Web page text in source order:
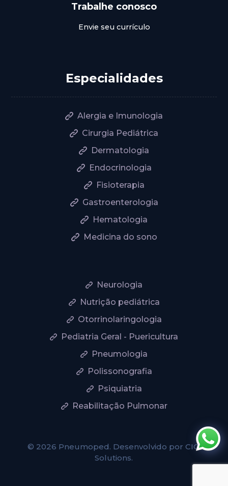
Trabalhe conosco
Envie seu currículo
Especialidades
Alergia e Imunologia
Cirurgia Pediátrica
Dermatologia
Endocrinologia
Fisioterapia
Gastroenterologia
Hematologia
Medicina do sono
Neurologia
Nutrição pediátrica
Otorrinolaringologia
Pediatria Geral - Puericultura
Pneumologia
Polissonografia
Psiquiatria
Reabilitação Pulmonar
© 2026 Pneumoped. Desenvolvido porCIO
Solutions.